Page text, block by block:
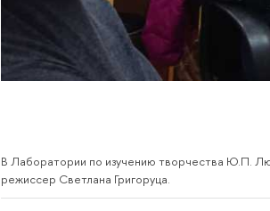
В Лаборатории по изучению творчества Ю.П.
режиссер Светлана Григоруца.